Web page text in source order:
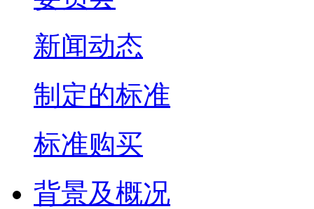
新闻动态
制定的标准
标准购买
背景及概况